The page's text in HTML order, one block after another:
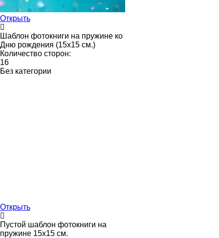
Открыть
Шаблон фотокниги на пружине ко
Дню рождения (15х15 см.)
Количество сторон:
16
Без категории
Открыть
Пустой шаблон фотокниги на
пружине 15х15 см.